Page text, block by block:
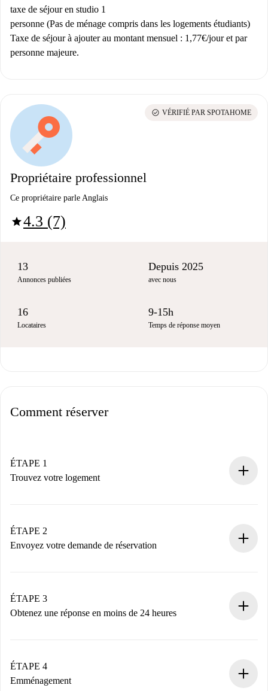
taxe de séjour en studio 1
personne (Pas de ménage compris dans les logements étudiants)
Taxe de séjour à ajouter au montant mensuel : 1,77€/jour et par
personne majeure.
Propriétaire professionnel
Ce propriétaire parle Anglais
star4.3 (7)
check_circle VÉRIFIÉ PAR SPOTAHOME
13
Annonces publiées
Depuis 2025
avec nous
16
Locataires
9-15h
Temps de réponse moyen
Comment réserver
ÉTAPE 1
Trouvez votre logement
Vous disposez à l’avance de toutes les informations
nécessaires.
ÉTAPE 2
Envoyez votre demande de réservation
Nous ne vous facturerons rien tant que le propriétaire
n’aura pas accepté.
ÉTAPE 3
Obtenez une réponse en moins de 24 heures
contact avec le propriétaire.
Si refusé : aucun prélèvement et nous vous proposerons
ÉTAPE 4
Emménagement